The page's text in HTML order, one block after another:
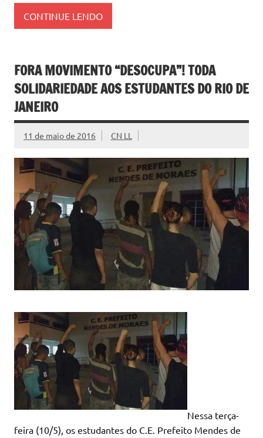
CONTINUE LENDO
FORA MOVIMENTO “DESOCUPA”! TODA
SOLIDARIEDADE AOS ESTUDANTES DO RIO DE
JANEIRO
11 de maio de 2016 CN LL
Nessa terça-
feira (10/5), os estudantes do C.E. Prefeito Mendes de